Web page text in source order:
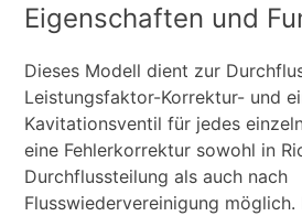
Eigenschaften und
Dieses Modell dient zur
Leistungsfaktor-Korrektur- und
Kavitationsventil für jedes
eine Fehlerkorrektur sowohl in
Durchflussteilung als auch nach
Flusswiedervereinigung möglich.